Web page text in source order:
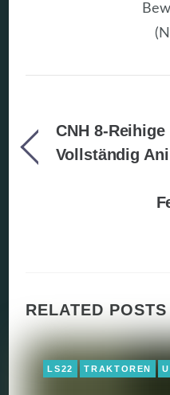
CNH 8-
Vollständig
RELATED POSTS
LS22 TRAKTOREN